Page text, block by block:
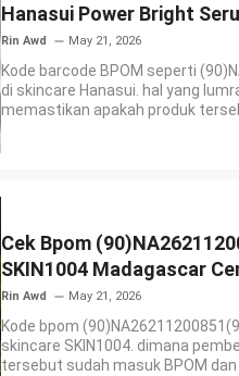
Hanasui Power Bright
Rin Awd May 21, 2026
Kode barcode BPOM seperti
di skincare Hanasui. hal yang
memastikan apakah produk
Cek Bpom
SKIN1004 Madagascar
Rin Awd May 21, 2026
Kode bpom
skincare SKIN1004. dimana
tersebut sudah masuk BPOM dan